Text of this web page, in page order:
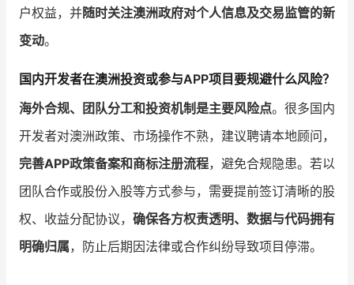
户权益，并随时关注澳洲政府对个人信息及交易监管的新
变动。
国内开发者在澳洲投资或参与APP项目要规避什么风险？
海外合规、团队分工和投资机制是主要风险点。很多国内
开发者对澳洲政策、市场操作不熟，建议聘请本地顾问，
完善APP政策备案和商标注册流程，避免合规隐患。若以
团队合作或股份入股等方式参与，需要提前签订清晰的股
权、收益分配协议， 确保各方权责透明、数据与代码拥有
明确归属，防止后期因法律或合作纠纷导致项目停滞。